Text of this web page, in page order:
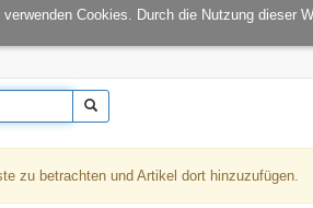
Cookies. Durch die Nutzung dieser
onCampus:S1|03
zu betrachten und Artikel dort hinzuzufügen.